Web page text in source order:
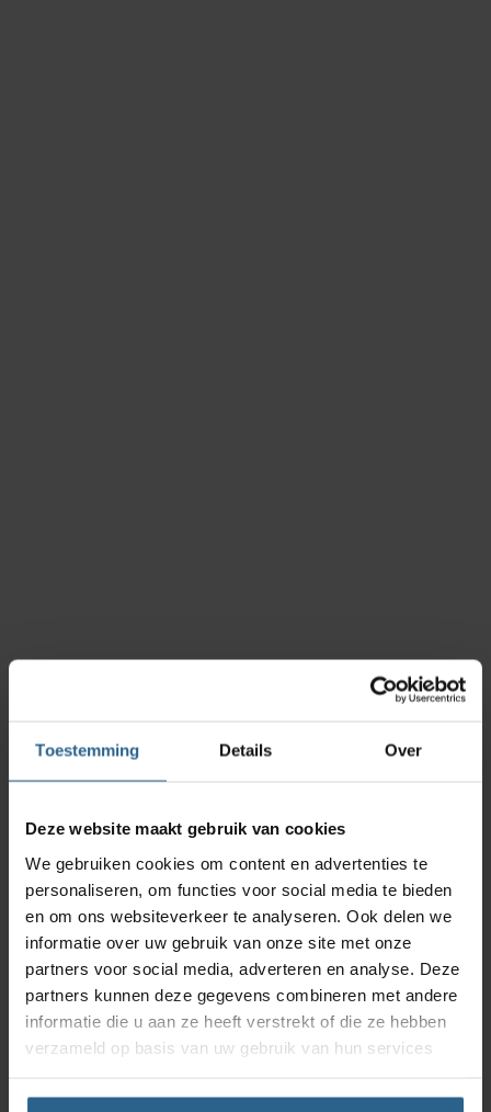
Toestemming Details Over
Deze website maakt gebruik van cookies
We gebruiken cookies om content en advertenties te
personaliseren, om functies voor social media te bieden
en om ons websiteverkeer te analyseren. Ook delen we
informatie over uw gebruik van onze site met onze
partners voor social media, adverteren en analyse. Deze
partners kunnen deze gegevens combineren met andere
informatie die u aan ze heeft verstrekt of die ze hebben
verzameld op basis van uw gebruik van hun services